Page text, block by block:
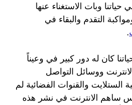
وبات الاستغناء عنها
التقدم والبقاء في
.
كان له دور كبير في وعيناً
ووسائل التواصل
الستلايت والقنوات الفضائية لم
ساهم الانترنت في نشر هذه